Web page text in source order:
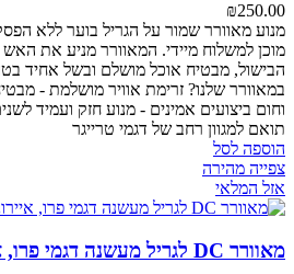
₪250.00
מנוע מאוורר שמור על הגריל בוער ללא
מוכן למשלוח מיידי. המאוורר מניע את
הבישול, מבטיח אוכל מושלם ובשל אחיד
במאוורר שלנו? זרימת אוויר מושלמת -
וחום ביצועים אמינים - מנוע חזק ועמיד
תואם למגוון רחב של דגמי טרייגר
הוספה לסל
צפייה מהירה
אזל המלאי
מאוורר DC לגריל מעשנה דגמי פרו, איירונווד וטימברליין